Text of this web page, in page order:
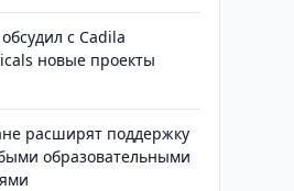
с Cadila
новые проекты
расширят поддержку
образовательными